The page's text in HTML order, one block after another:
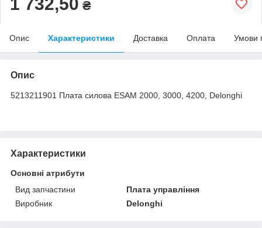
₴
Опис Характеристики Доставка Оплата Умови
Опис
5213211901 Плата силова ESAM 2000, 3000, 4200, Delonghi
Характеристики
Основні атрибути
Вид запчастини
Плата управління
Виробник
Delonghi